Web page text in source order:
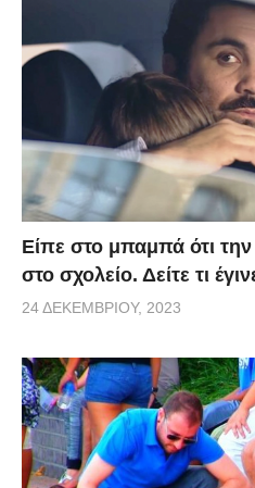
Είπε στο μπαμπά ότι
στο σχολείο. Δείτε τι
24 ΔΕΚΕΜΒΡΊΟΥ, 2023